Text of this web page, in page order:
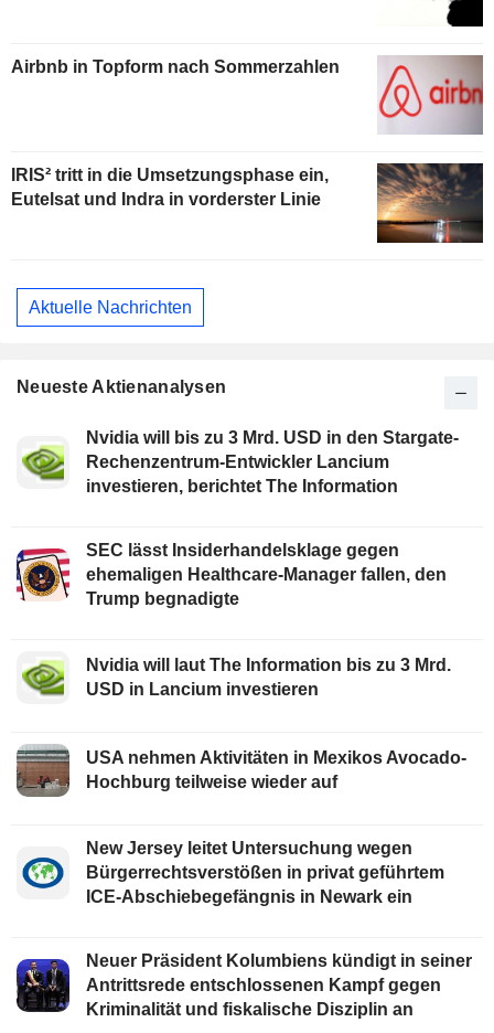
Airbnb in Topform nach Sommerzahlen
IRIS² tritt in die Umsetzungsphase ein,
Eutelsat und Indra in vorderster Linie
Aktuelle Nachrichten
Neueste Aktienanalysen
Nvidia will bis zu 3 Mrd. USD in den Stargate-
Rechenzentrum-Entwickler Lancium
investieren, berichtet The Information
SEC lässt Insiderhandelsklage gegen
ehemaligen Healthcare-Manager fallen, den
Trump begnadigte
Nvidia will laut The Information bis zu 3 Mrd.
USD in Lancium investieren
USA nehmen Aktivitäten in Mexikos Avocado-
Hochburg teilweise wieder auf
New Jersey leitet Untersuchung wegen
Bürgerrechtsverstößen in privat geführtem
ICE-Abschiebegefängnis in Newark ein
Neuer Präsident Kolumbiens kündigt in seiner
Antrittsrede entschlossenen Kampf gegen
Kriminalität und fiskalische Disziplin an